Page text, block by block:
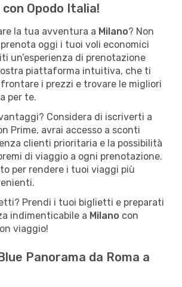
Opodo Italia!
la tua avventura a Milano? Non
oggi i tuoi voli economici
un’esperienza di prenotazione
piattaforma intuitiva, che ti
i prezzi e trovare le migliori
per te.
Considera di iscriverti a
Prime, avrai accesso a sconti
clienti prioritaria e la possibilità
di viaggio a ogni prenotazione.
per rendere i tuoi viaggi più
Prendi i tuoi biglietti e preparati
indimenticabile a Milano con
viaggio!
Panorama da Roma a